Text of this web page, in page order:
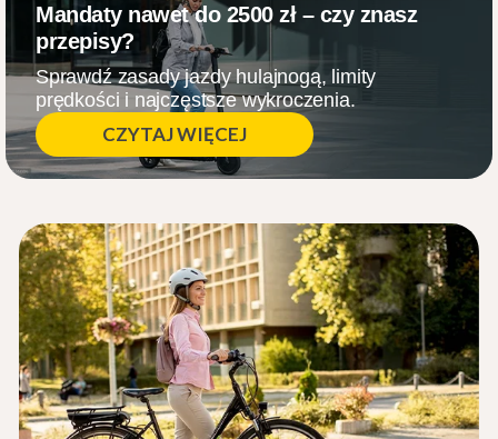
Mandaty nawet do 2500 zł – czy znasz
przepisy?
Sprawdź zasady jazdy hulajnogą, limity
prędkości i najczęstsze wykroczenia.
CZYTAJ WIĘCEJ